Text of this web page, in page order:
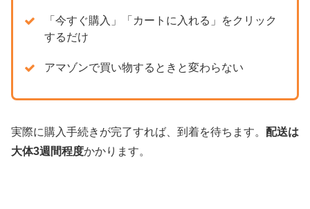
「今すぐ購入」「カートに入れる」をクリック
するだけ
アマゾンで買い物するときと変わらない
実際に購入手続きが完了すれば、到着を待ちます。 配送は
大体3週間程度かかります。